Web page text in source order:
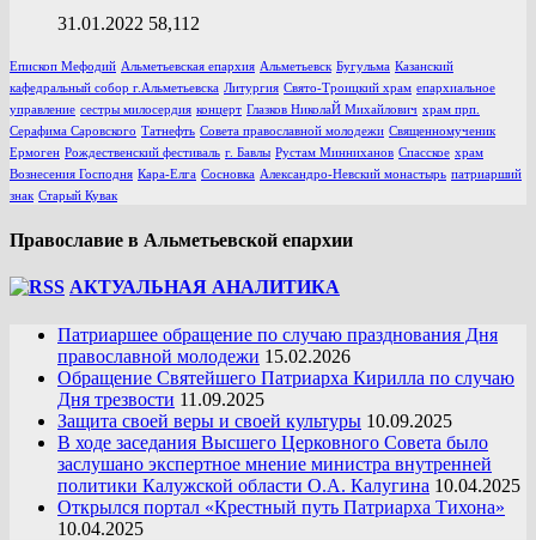
31.01.2022 58,112
Епископ Мефодий Альметьевская епархия Альметьевск Бугульма Казанский
кафедральный собор г.Альметьевска Литургия Свято-Троицкий храм епархиальное
управление сестры милосердия концерт Глазков НиколаЙ Михайлович храм прп.
Серафима Саровского Татнефть Совета православной молодежи Священномученик
Ермоген Рождественский фестиваль г. Бавлы Рустам Минниханов Спасское храм
Вознесения Господня Кара-Елга Сосновка Александро-Невский монастырь патриарший
знак Старый Кувак
Православие в Альметьевской епархии
АКТУАЛЬНАЯ АНАЛИТИКА
Патриаршее обращение по случаю празднования Дня
православной молодежи 15.02.2026
Обращение Святейшего Патриарха Кирилла по случаю
Дня трезвости 11.09.2025
Защита своей веры и своей культуры 10.09.2025
В ходе заседания Высшего Церковного Совета было
заслушано экспертное мнение министра внутренней
политики Калужской области О.А. Калугина 10.04.2025
Открылся портал «Крестный путь Патриарха Тихона»
10.04.2025